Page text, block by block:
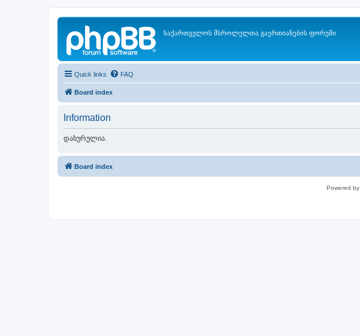
საქართველოს მსროლელთა გაერთიანების ფორუმი
Quick links FAQ
Board index
Information
დახურულია.
Board index
Powered by